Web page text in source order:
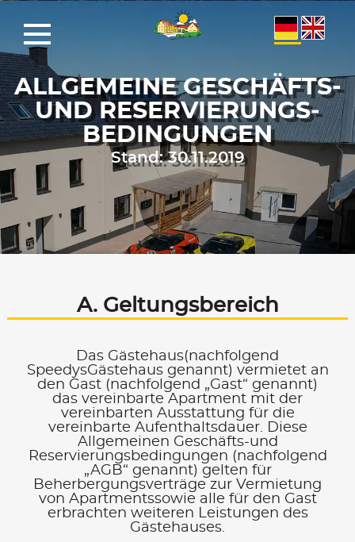
ALLGEMEINE GESCHÄFTS-
UND RESERVIERUNGS­
BEDINGUNGEN
Stand: 30.11.2019
A. Geltungsbereich
Das Gästehaus(nachfolgend
SpeedysGästehaus genannt) vermietet an
den Gast (nachfolgend „Gast“ genannt)
das vereinbarte Apartment mit der
vereinbarten Ausstattung für die
vereinbarte Aufenthaltsdauer. Diese
Allgemeinen Geschäfts-und
Reservierungsbedingungen (nachfolgend
„AGB“ genannt) gelten für
Beherbergungsverträge zur Vermietung
von Apartmentssowie alle für den Gast
erbrachten weiteren Leistungen des
Gästehauses.